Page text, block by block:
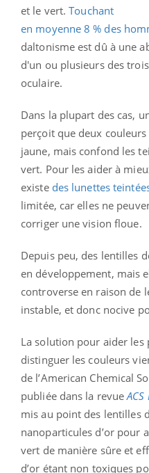
et le vert.Touchant
en moyenne 8 % des
daltonisme est dû à une
d'un ou plusieurs des
oculaire.
Dans la plupart des cas,
perçoit que deux
jaune, mais confond les
vert. Pour les aider à
existe des lunettes
limitée, car elles ne
corriger une vision floue.
Depuis peu, des lentilles
en développement, mais
controverse en raison de
instable, et donc nocive
La solution pour aider les
distinguer les couleurs
de l’American Chemical
publiée dans la revue
mis au point des lentilles
nanoparticules d’or pour
vert de manière sûre et
d’or étant non toxiques